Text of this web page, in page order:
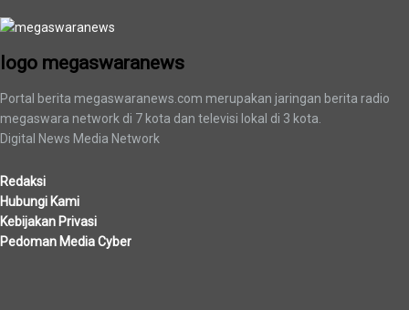
logo megaswaranews
Portal berita megaswaranews.com merupakan jaringan berita radio
megaswara network di 7 kota dan televisi lokal di 3 kota.
Digital News Media Network
Redaksi
Hubungi Kami
Kebijakan Privasi
Pedoman Media Cyber